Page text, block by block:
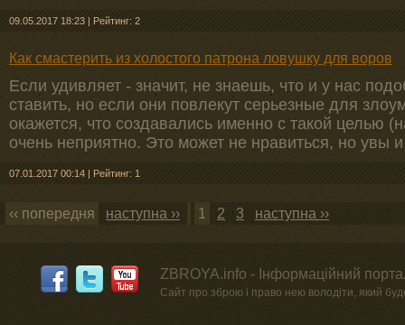
09.05.2017 18:23 | Рейтинг: 2
Как смастерить из холостого патрона ловушку для воров
Если удивляет - значит, не знаешь, что и у нас
ставить, но если они повлекут серьезные для
окажется, что создавались именно с такой целью
очень неприятно. Это может не нравиться, но увы
07.01.2017 00:14 | Рейтинг: 1
‹‹ попередня наступна ›› 1 2 3 наступна ››
ZBROYA.info - Інформаційний
Сайт про зброю і право нею володіти, який